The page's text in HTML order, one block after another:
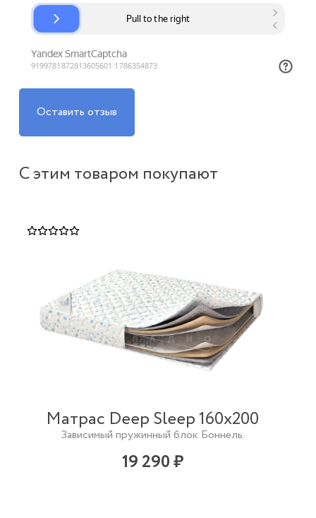
Оставить отзыв
С этим товаром покупают
Матрас Deep Sleep 160х200
Зависимый пружинный блок Боннель.
19 290 ₽